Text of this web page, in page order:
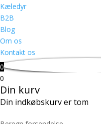
Kæledyr
B2B
Blog
Om os
Kontakt os
0
0
Din kurv
Din indkøbskurv er tom